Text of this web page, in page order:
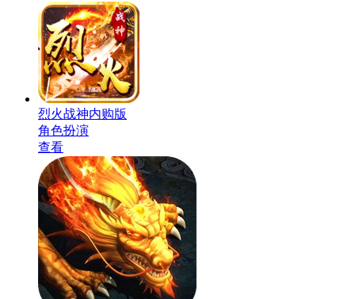
烈火战神内购版
角色扮演
查看